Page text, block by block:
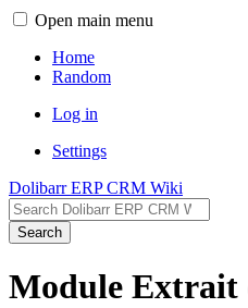
Open main menu
Home
Random
Log in
Settings
Dolibarr ERP CRM Wiki
Search
Module Extrait